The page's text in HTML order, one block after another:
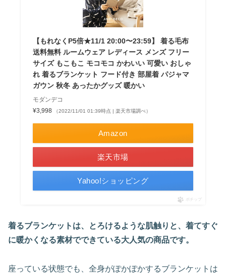
【もれなくP5倍★11/1 20:00〜23:59】 着る毛布
送料無料 ルームウェア レディース メンズ フリー
サイズ もこもこ モコモコ かわいい 可愛い おしゃ
れ 着るブランケット フード付き 部屋着 パジャマ
ガウン 秋冬 あったかグッズ 暖かい
モダンデコ
¥3,998
（2022/11/01 01:39時点 | 楽天市場調べ）
Amazon
楽天市場
Yahoo!ショッピング
ポチップ
着るブランケットは、とろけるような肌触りと、着てすぐ
に暖かくなる素材でできている大人気の商品です。
座っている状態でも、全身がぽかぽかするブランケットは